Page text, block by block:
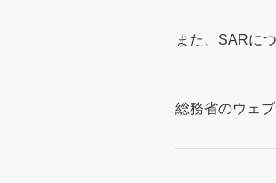
また、SARに
総務省のウェブ